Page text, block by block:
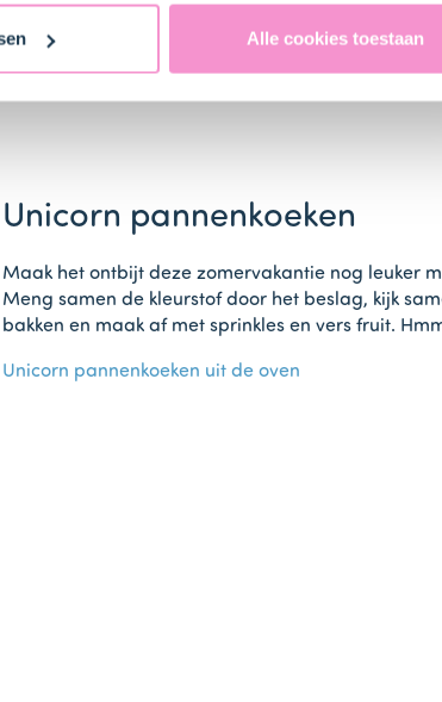
Alle cookies toestaan
Unicorn pannenkoeken
Maak het ontbijt deze zomervakantie nog leuker
Meng samen de kleurstof door het beslag, kijk
bakken en maak af met sprinkles en vers fruit.
Unicorn pannenkoeken uit de oven